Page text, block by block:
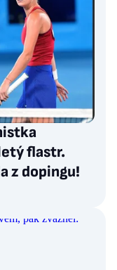
flastr.
z dopingu!